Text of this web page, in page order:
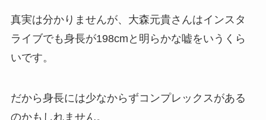
真実は分かりませんが、大森元貴さんはインスタ
ライブでも身長が198cmと明らかな嘘をいうくら
いです。
だから身長には少なからずコンプレックスがある
のかもしれません。